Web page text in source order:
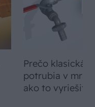
Prečo klasická
potrubia v
ako to vyriešiť